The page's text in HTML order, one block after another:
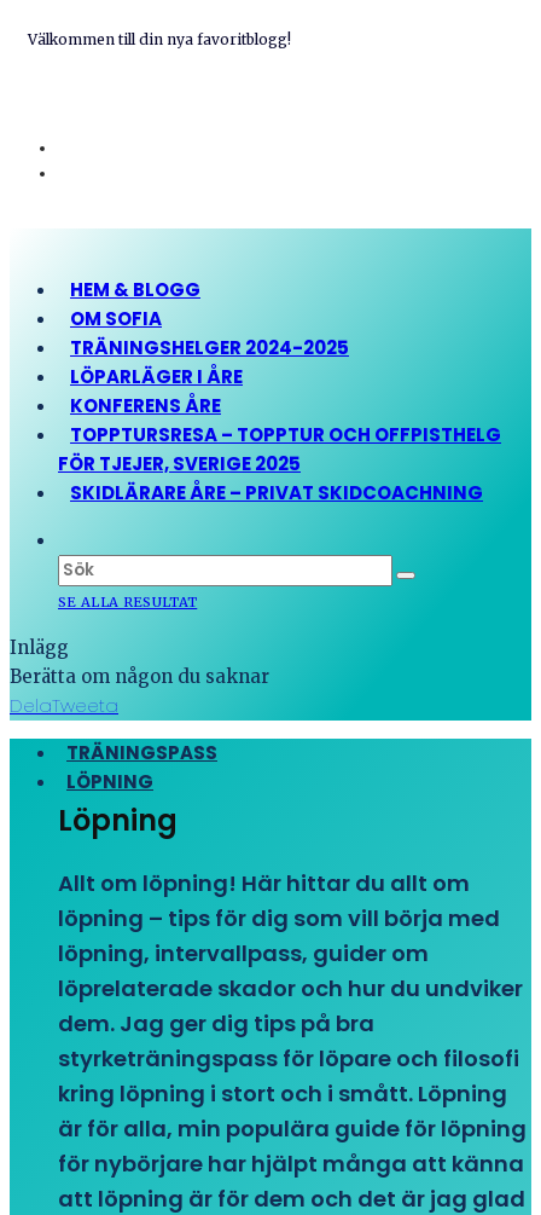
Välkommen till din nya favoritblogg!
HEM & BLOGG
OM SOFIA
TRÄNINGSHELGER 2024-2025
LÖPARLÄGER I ÅRE
KONFERENS ÅRE
TOPPTURSRESA – TOPPTUR OCH OFFPISTHELG
FÖR TJEJER, SVERIGE 2025
SKIDLÄRARE ÅRE – PRIVAT SKIDCOACHNING
SE ALLA RESULTAT
Inlägg
Berätta om någon du saknar
DelaTweeta
TRÄNINGSPASS
LÖPNING
Löpning
Allt om löpning! Här hittar du allt om
löpning – tips för dig som vill börja med
löpning, intervallpass, guider om
löprelaterade skador och hur du undviker
dem. Jag ger dig tips på bra
styrketräningspass för löpare och filosofi
kring löpning i stort och i smått. Löpning
är för alla, min populära guide för löpning
för nybörjare har hjälpt många att känna
att löpning är för dem och det är jag glad